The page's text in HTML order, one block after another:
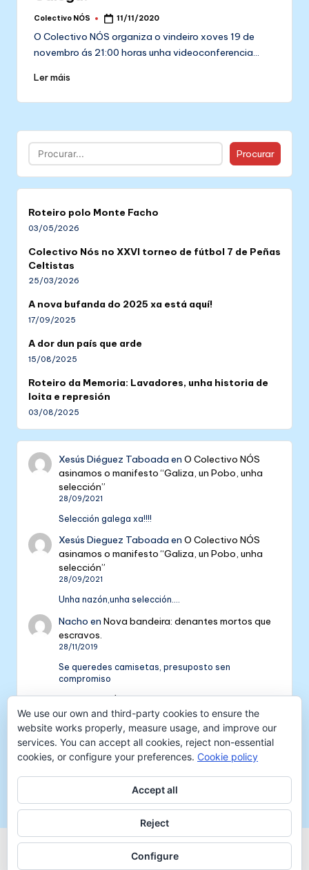
Posted
Colectivo NÓS 11/11/2020
O Colectivo NÓS organiza o vindeiro xoves 19 de
novembro ás 21:00 horas unha videoconferencia…
Ler máis
Buscar Procurar
Roteiro polo Monte Facho
03/05/2026
Colectivo Nós no XXVI torneo de fútbol 7 de Peñas
Celtistas
25/03/2026
A nova bufanda do 2025 xa está aquí!
17/09/2025
A dor dun país que arde
15/08/2025
Roteiro da Memoria: Lavadores, unha historia de
loita e represión
03/08/2025
Xesús Diéguez Taboada enO Colectivo NÓS
asinamos o manifesto “Galiza, un Pobo, unha
selección”
28/09/2021
Selección galega xa!!!!
Xesús Dieguez Taboada enO Colectivo NÓS
asinamos o manifesto “Galiza, un Pobo, unha
selección”
28/09/2021
Unha nazón,unha selección....
Nacho enNova bandeira: denantes mortos que
escravos.
28/11/2019
Se queredes camisetas, presuposto sen
compromiso
Colectivo NÓS: 5 anos de galeguismo e celtismo
| Colectivo NósenV Aniversario do Colectivo
NÓS
16/09/2018
[…] mil tempadas máis. E por iso convidámosvos a
Colectivo NÓS
Protección de datos
We use our own and third-party cookies to ensure the
website works properly, measure usage, and improve our
services. You can accept all cookies, reject non-essential
cookies, or configure your preferences. Cookie policy
Accept all
Reject
Configure